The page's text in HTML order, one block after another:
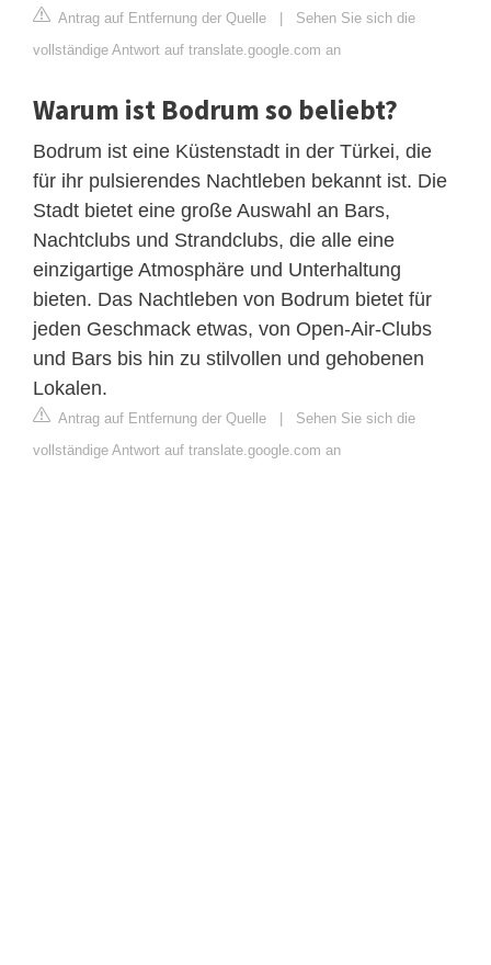
Antrag auf Entfernung der Quelle | Sehen Sie sich die
vollständige Antwort auf translate.google.com an
Warum ist Bodrum so beliebt?
Bodrum ist eine Küstenstadt in der Türkei, die
für ihr pulsierendes Nachtleben bekannt ist. Die
Stadt bietet eine große Auswahl an Bars,
Nachtclubs und Strandclubs, die alle eine
einzigartige Atmosphäre und Unterhaltung
bieten. Das Nachtleben von Bodrum bietet für
jeden Geschmack etwas, von Open-Air-Clubs
und Bars bis hin zu stilvollen und gehobenen
Lokalen.
Antrag auf Entfernung der Quelle | Sehen Sie sich die
vollständige Antwort auf translate.google.com an